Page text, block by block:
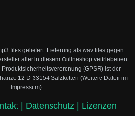
files geliefert. Lieferung als wav files gegen
aller in diesem Onlineshop vertriebenen
(GPSR) ist der
12 D-33154 Salzkotten (Weitere Daten im
Impressum)
| Datenschutz | Lizenzen